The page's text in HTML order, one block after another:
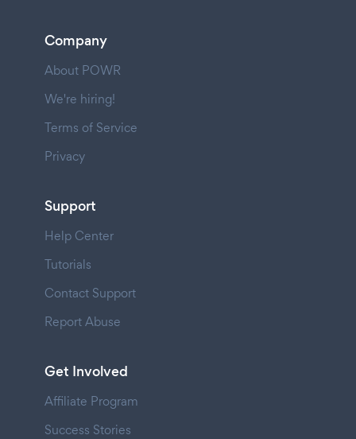
Company
About POWR
We're hiring!
Terms of Service
Privacy
Support
Help Center
Tutorials
Contact Support
Report Abuse
Get Involved
Affiliate Program
Success Stories